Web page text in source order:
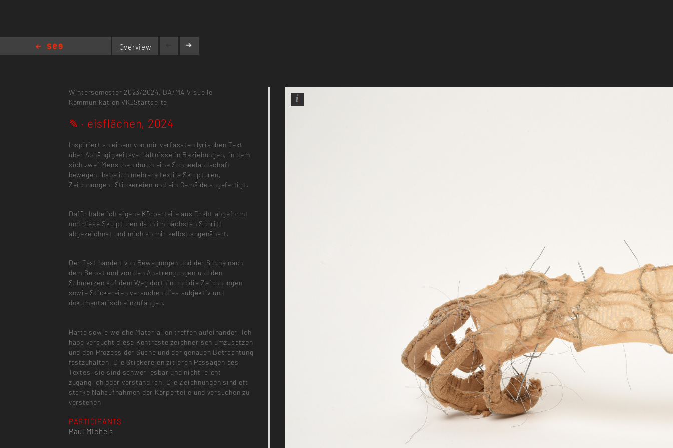
Overview
Wintersemester 2023/2024, BA/MA Visuelle
Kommunikation VK_Startseite
✎ · eisflächen, 2024
Inspiriert an einem von mir verfassten lyrischen Text
über Abhängigkeitsverhältnisse in Beziehungen, in dem
sich zwei Menschen durch eine Schneelandschaft
bewegen, habe ich mehrere textile Skulpturen,
Zeichnungen, Stickereien und ein Gemälde angefertigt.
Dafür habe ich eigene Körperteile aus Draht abgeformt
und diese Skulpturen dann im nächsten Schritt
abgezeichnet und mich so mir selbst angenähert.
Der Text handelt von Bewegungen und der Suche nach
dem Selbst und von den Anstrengungen und den
Schmerzen auf dem Weg dorthin und die Zeichnungen
sowie Stickereien versuchen dies subjektiv und
dokumentarisch einzufangen.
Harte sowie weiche Materialien treffen aufeinander. Ich
habe versucht diese Kontraste zeichnerisch umzusetzen
und den Prozess der Suche und der genauen Betrachtung
festzuhalten. Die Stickereien zitieren Passagen des
Textes, sie sind schwer lesbar und nicht leicht
zugänglich oder verständlich. Die Zeichnungen sind oft
starke Nahaufnahmen der Körperteile und versuchen zu
verstehen
PARTICIPANTS
Paul Michels